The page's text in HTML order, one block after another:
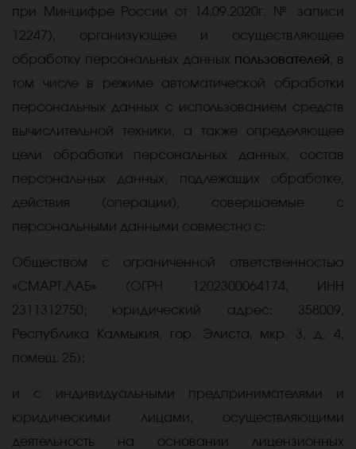
при Минцифре России от 14.09.2020г. № записи
12247), организующее и
осуществляющее
обработку персональных данных пользователей , в
том числе в режиме автоматической обработки
персональных данных с использованием средств
вычислительной техники, а также определяющее
цели обработки персональных данных, состав
персональных данных, подлежащих обработке,
действия (операции), совершаемые с
персональными данными совместно с:
Обществом с ограниченной ответственностью
«СМАРТ.ЛАБ» (ОГРН
1202300064174,
ИНН
2311312750 ; юридический адрес:
358009,
Республика Калмыкия, гор. Элиста, мкр. 3, д. 4,
помещ. 25);
и с индивидуальными предпринимателями и
юридическими лицами, осуществляющими
деятельность на основании лицензионных